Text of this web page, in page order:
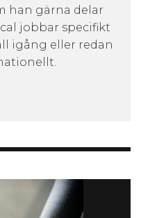
han gärna delar
jobbar specifikt
igång eller redan